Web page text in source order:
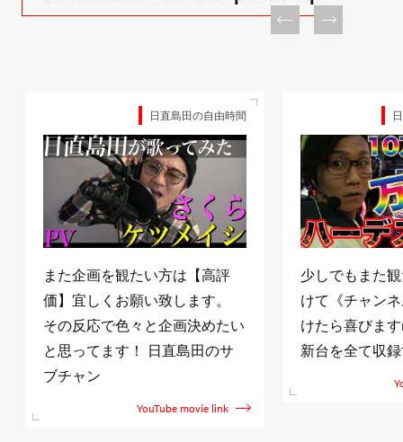
日直島田の自由時間
また企画を観たい方は【高評
価】宜しくお願い致します。
その反応で色々と企画決めたい
と思ってます！ 日直島田のサ
ブチャン
YouTube movie link
少しでもまた
けて《チャン
けたら喜びま
新台を全て収